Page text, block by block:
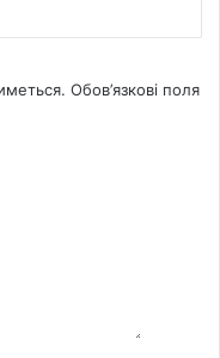
Обов’язкові поля